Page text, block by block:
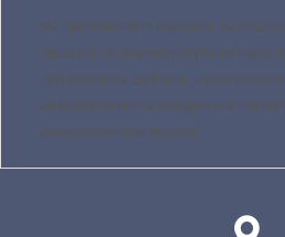
Ми прагнемо бути кращими, та
продукції та цінуємо репутацію нашої
разі виявленя дефектів,
ви маєте право на поверененя товару
законодавством терміни.